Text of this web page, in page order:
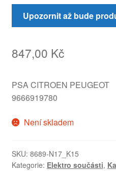
Upozornit až bude
847,00 Kč
PSA CITROEN PEUGEOT
9666919780
Není skladem
SKU: 8689-N17_K15
Kategorie: Elektro součásti,